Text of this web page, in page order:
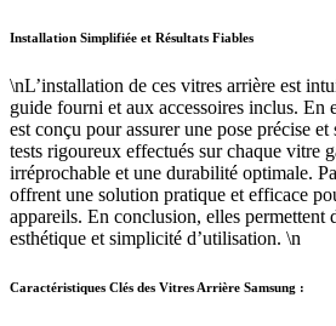
Installation Simplifiée et Résultats Fiables
\nL’installation de ces vitres arrière est
guide fourni et aux accessoires inclus. En
est conçu pour assurer une pose précise
tests rigoureux effectués sur chaque vitre
irréprochable et une durabilité optimale.
offrent une solution pratique et efficace
appareils. En conclusion, elles permettent
esthétique et simplicité d’utilisation. \n
Caractéristiques Clés des Vitres Arrière Samsung :